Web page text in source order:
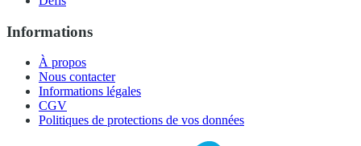
Informations
À propos
Nous contacter
Informations légales
CGV
Politiques de protections de vos données